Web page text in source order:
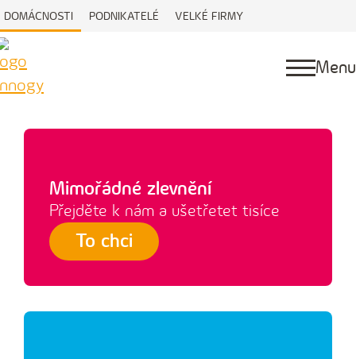
DOMÁCNOSTI PODNIKATELÉ VELKÉ FIRMY
Menu
Mimořádné zlevnění
Přejděte k ‍nám a ušetřetet tisíce
To chci